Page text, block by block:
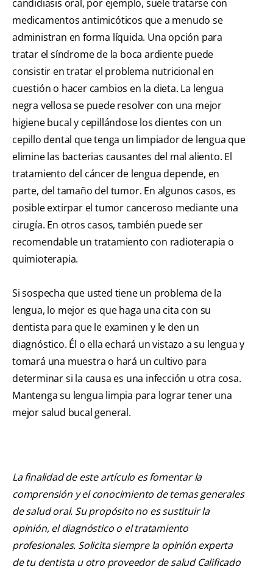
candidiasis oral, por ejemplo, suele tratarse con
medicamentos antimicóticos que a menudo se
administran en forma líquida. Una opción para
tratar el síndrome de la boca ardiente puede
consistir en tratar el problema nutricional en
cuestión o hacer cambios en la dieta. La lengua
negra vellosa se puede resolver con una mejor
higiene bucal y cepillándose los dientes con un
cepillo dental que tenga un limpiador de lengua que
elimine las bacterias causantes del mal aliento. El
tratamiento del cáncer de lengua depende, en
parte, del tamaño del tumor. En algunos casos, es
posible extirpar el tumor canceroso mediante una
cirugía. En otros casos, también puede ser
recomendable un tratamiento con radioterapia o
quimioterapia.
Si sospecha que usted tiene un problema de la
lengua, lo mejor es que haga una cita con su
dentista para que le examinen y le den un
diagnóstico. Él o ella echará un vistazo a su lengua y
tomará una muestra o hará un cultivo para
determinar si la causa es una infección u otra cosa.
Mantenga su lengua limpia para lograr tener una
mejor salud bucal general.
La finalidad de este artículo es fomentar la
comprensión y el conocimiento de temas generales
de salud oral. Su propósito no es sustituir la
opinión, el diagnóstico o el tratamiento
profesionales. Solicita siempre la opinión experta
de tu dentista u otro proveedor de salud Calificado